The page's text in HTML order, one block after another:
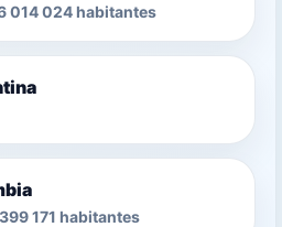
014 024 habitantes
171 habitantes